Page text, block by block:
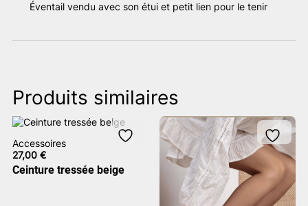
Éventail vendu avec son étui et petit lien pour le tenir
Produits similaires
Accessoires
27,00 €
Ceinture tressée beige